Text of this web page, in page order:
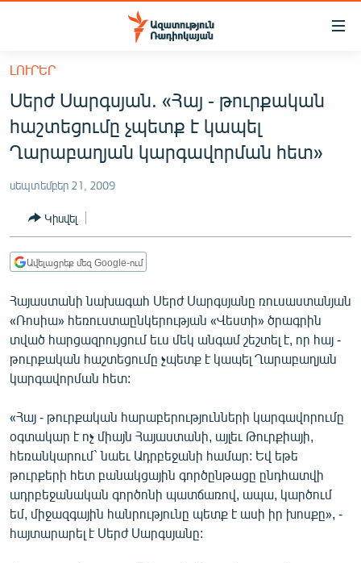
Մատչելիության
հիմնական
բովանդակությանը
Անցնել
հիմնական
մենյուին
ՀԱՅԱՍՏԱՆ
ՔԱՂԱՔԱԿԱՆ
ՀԱՍԱՐԱԿՈՒԹՅՈՒՆ
ՏՆՏԵՍՈՒԹՅՈՒՆ
ՊԱՏԵՐԱԶՄԻ 6 ՇԱԲԱԹՆԵՐԸ
ՏԱՐԱԾԱՇՐՋԱՆ
ՄԻՋԱԶԳԱՅԻՆ
ՍՊՈՐՏ
ՄԵԿՆԱԲԱՆՈՒԹՅՈՒՆ
ՏՏ ԵՒ ԻՆՏԵՐՆԵՏ
ԿՈՐՈՆԱՎԻՐՈՒՍ
ԼՈՒՐԵՐ
Սերժ Սարգսյան. «Հայ - թուրքական
հաշտեցումը չպետք է կապել
Ղարաբաղյան կարգավորման հետ»
սեպտեմբեր 21, 2009
Կիսվել
Ավելացրեք մեզ Google-ում
Հայաստանի նախագահ Սերժ Սարգսյանը ռուսաստանյան
«Ռոսիա» հեռուստաընկերության «Վեստի» ծրագրին
տված հարցազրույցում եւս մեկ անգամ շեշտել է, որ հայ -
թուրքական հաշտեցումը չպետք է կապել Ղարաբաղյան
կարգավորման հետ:
«Հայ - թուրքական հարաբերությունների կարգավորումը
օգտակար է ոչ միայն Հայաստանի, այլեւ Թուրքիայի,
հեռանկարում` նաեւ Ադրբեջանի համար: Եվ եթե
թուրքերի հետ բանակցային գործընթացը ընդհատվի
ադրբեջանական գործոնի պատճառով, ապա, կարծում
եմ, միջազգային հանրությունը պետք է ասի իր խոսքը», -
հայտարարել է Սերժ Սարգսյանը: